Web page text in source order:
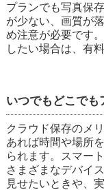
プランでも写真保
が少ない、画質が
め注意が必要です
したい場合は、有
いつでもどこでも
クラウド保存のメ
あれば時間や場所
られます。スマー
さまざまなデバイ
見せたいときや、